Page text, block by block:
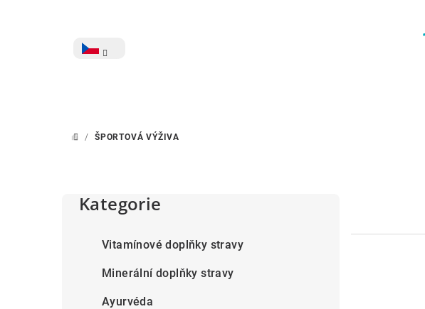
CZK
DOMŮ
/ ŠPORTOVÁ VÝŽIVA
Přeskočit
kategorie
Kategorie
Vitamínové doplňky stravy
Minerální doplňky stravy
Ayurvéda